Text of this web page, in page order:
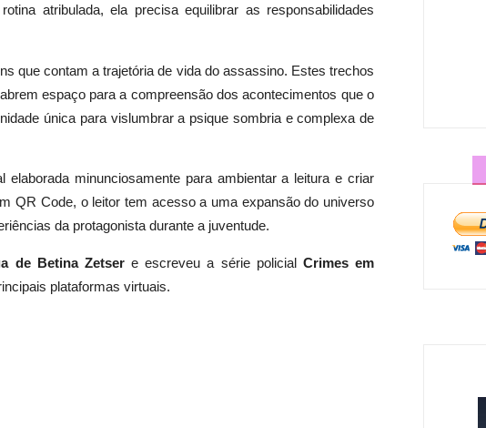
atribulada, ela precisa equilibrar as responsabilidades
que contam a trajetória de vida do assassino. Estes trechos
espaço para a compreensão dos acontecimentos que o
única para vislumbrar a psique sombria e complexa de
elaborada minunciosamente para ambientar a leitura e criar
QR Code, o leitor tem acesso a uma expansão do universo
da protagonista durante a juventude.
de Betina Zetsere escreveu a série policial Crimes em
plataformas virtuais.